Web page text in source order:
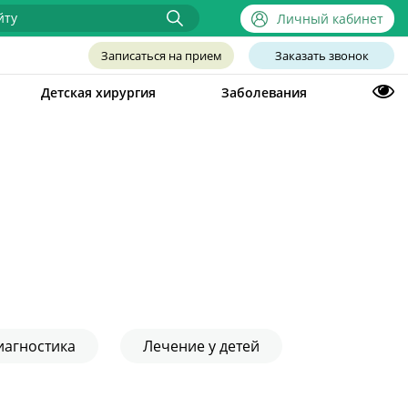
Личный кабинет
Записаться на прием Заказать звонок
Детская хирургия Заболевания
Лечение у детей